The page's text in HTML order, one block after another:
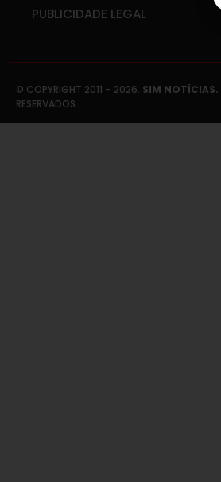
PUBLICIDADE LEGAL
© COPYRIGHT 2011 – 2026. SIM NOTÍCIAS.
RESERVADOS.